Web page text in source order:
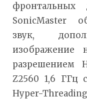
фронтальных
SonicMaster
звук,
изображение
разрешением
Z2560 1,6 ГГц
Hyper-